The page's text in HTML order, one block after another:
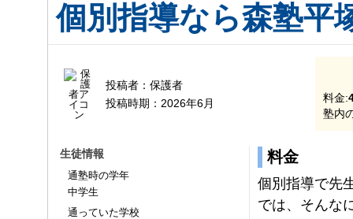
個別指導なら森塾平
投稿者： 保護者
投稿時期： 2026年6月 料金:
塾内
生徒情報
通塾時の学年
中学生
通っていた学校
料金
個別指導で先
では、そんな